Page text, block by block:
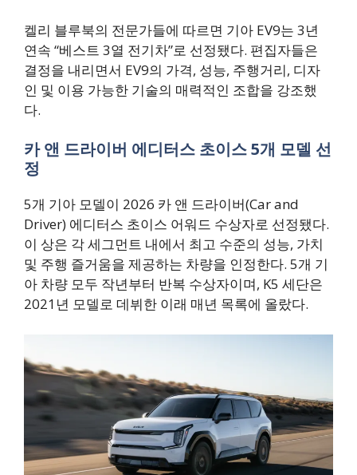
켈리 블루북의 전문가들에 따르면 기아 EV9는 3년
연속 “베스트 3열 전기차”로 선정됐다. 편집자들은
결정을 내리면서 EV9의 가격, 성능, 주행거리, 디자
인 및 이용 가능한 기술의 매력적인 조합을 강조했
다.
카 앤 드라이버 에디터스 초이스 5개 모델 선
정
5개 기아 모델이 2026 카 앤 드라이버(Car and
Driver) 에디터스 초이스 어워드 수상자로 선정됐다.
이 상은 각 세그먼트 내에서 최고 수준의 성능, 가치
및 주행 즐거움을 제공하는 차량을 인정한다. 5개 기
아 차량 모두 작년부터 반복 수상자이며, K5 세단은
2021년 모델로 데뷔한 이래 매년 목록에 올랐다.